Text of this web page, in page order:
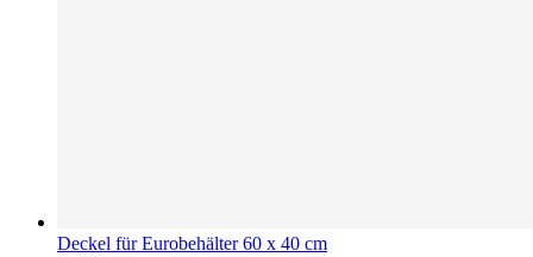
Deckel für Eurobehälter 60 x 40 cm